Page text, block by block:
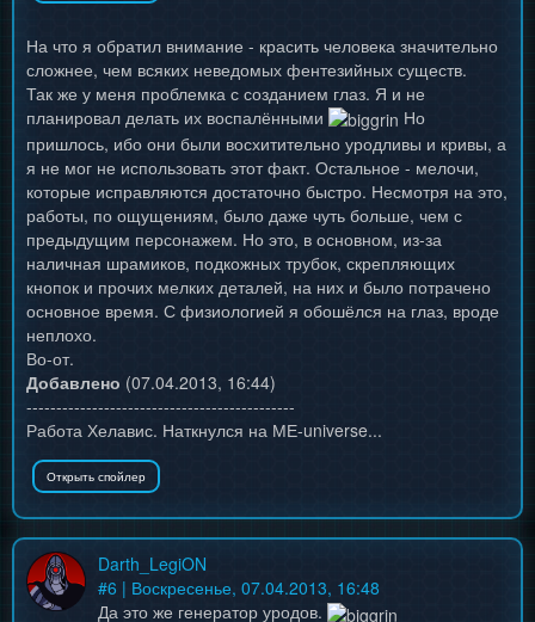
На что я обратил внимание - красить человека значительно
сложнее, чем всяких неведомых фентезийных существ.
Так же у меня проблемка с созданием глаз. Я и не
планировал делать их воспалёнными
Но
пришлось, ибо они были восхитительно уродливы и кривы, а
я не мог не использовать этот факт. Остальное - мелочи,
которые исправляются достаточно быстро. Несмотря на это,
работы, по ощущениям, было даже чуть больше, чем с
предыдущим персонажем. Но это, в основном, из-за
наличная шрамиков, подкожных трубок, скрепляющих
кнопок и прочих мелких деталей, на них и было потрачено
основное время. С физиологией я обошёлся на глаз, вроде
неплохо.
Во-от.
Добавлено (07.04.2013, 16:44)
---------------------------------------------
Работа Хелавис. Наткнулся на МЕ-universe...
Darth_LegiON
#6 | Воскресенье, 07.04.2013, 16:48
Да это же генератор уродов.